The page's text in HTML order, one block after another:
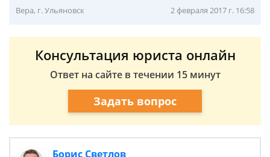
Вера, г. Ульяновск 2 февраля 2017 г. 16:58
Консультация юриста онлайн
Ответ на сайте в течении 15 минут
Задать вопрос
Борис Светлов